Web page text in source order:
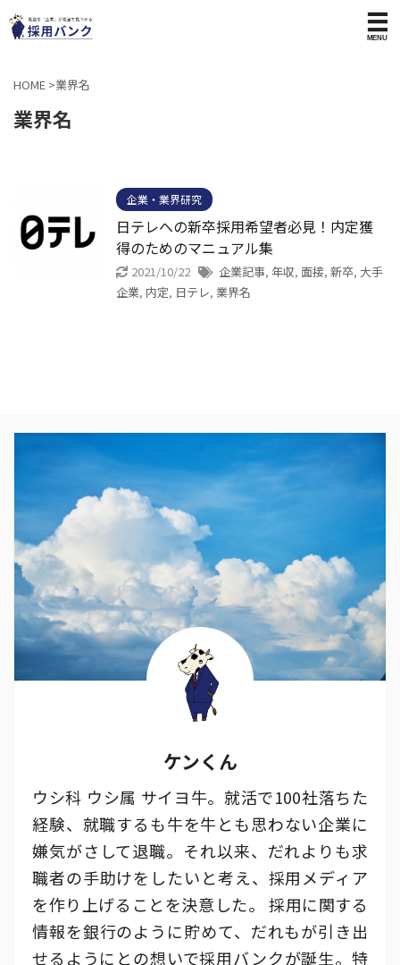
HOME >業界名
業界名
企業・業界研究
日テレへの新卒採用希望者必見！内定獲
得のためのマニュアル集
2021/10/22 企業記事, 年収, 面接, 新卒, 大手
企業, 内定, 日テレ, 業界名
ケンくん
ウシ科 ウシ属 サイヨ牛。就活で100社落ちた
経験、就職するも牛を牛とも思わない企業に
嫌気がさして退職。それ以来、だれよりも求
職者の手助けをしたいと考え、採用メディア
を作り上げることを決意した。 採用に関する
情報を銀行のように貯めて、だれもが引き出
せるようにとの想いで採用バンクが誕生。特